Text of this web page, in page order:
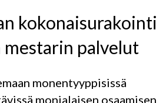
kokonaisurakointi
mestarin palvelut
monentyyppisissä
monialaisen osaamisen